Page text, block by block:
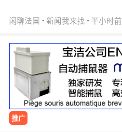
闲聊法国 新闻我来找 半小时前
推广